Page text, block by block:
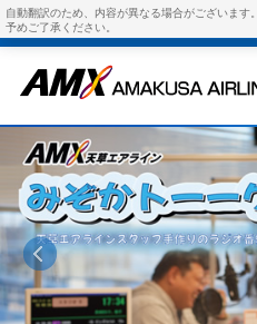
自動翻訳のため、内容が異なる場合がございます。
予めご了承ください。